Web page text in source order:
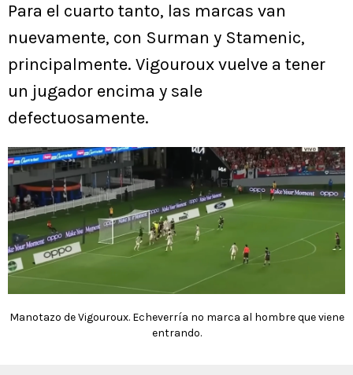
Para el cuarto tanto, las marcas van
nuevamente, con Surman y Stamenic,
principalmente. Vigouroux vuelve a tener
un jugador encima y sale
defectuosamente.
Manotazo de Vigouroux. Echeverría no marca al hombre que viene
entrando.